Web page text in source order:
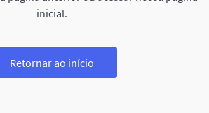
inicial.
Retornar ao início